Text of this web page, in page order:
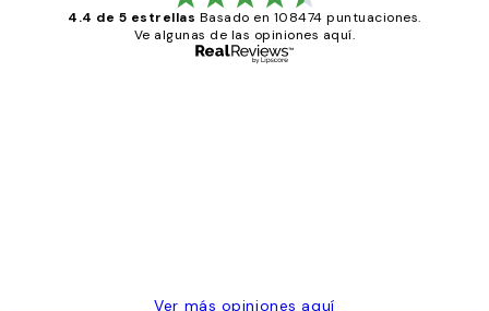
4.4 de 5 estrellas Basado en 108474 puntuaciones.
Ve algunas de las opiniones aquí.
Ver más opiniones aquí